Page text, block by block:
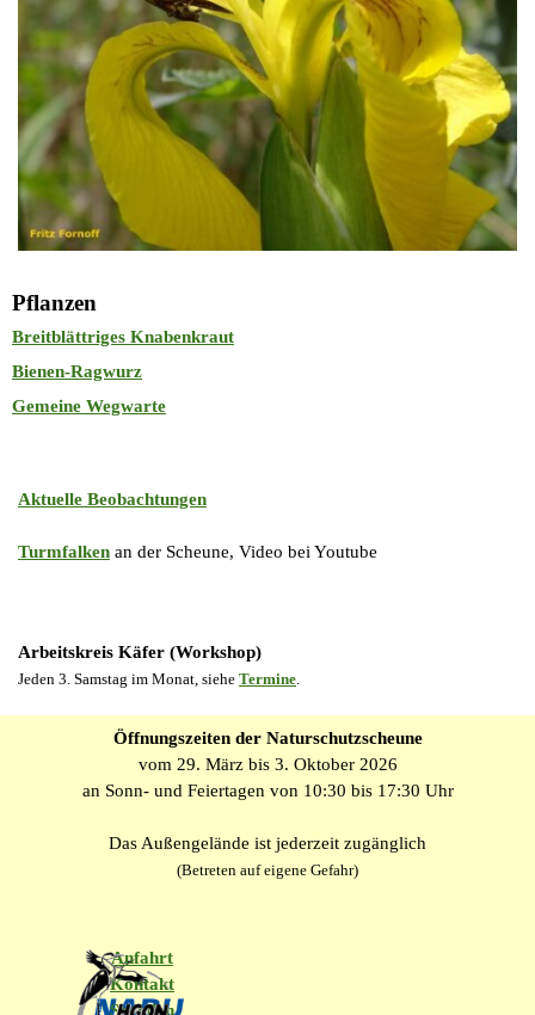
Pflanzen
Breitblättriges Knabenkraut
Bienen-Ragwurz
Gemeine Wegwarte
Aktuelle Beobachtungen
Turmfalken an der Scheune, Video bei Youtube
Arbeitskreis Käfer (Workshop)
Jeden 3. Samstag im Monat, siehe Termine.
Öffnungszeiten der Naturschutzscheune
vom 29. März bis 3. Oktober 2026
an Sonn- und Feiertagen von 10:30 bis 17:30 Uhr
Das Außengelände ist jederzeit zugänglich
(Betreten auf eigene Gefahr)
Anfahrt
Kontakt
Spenden